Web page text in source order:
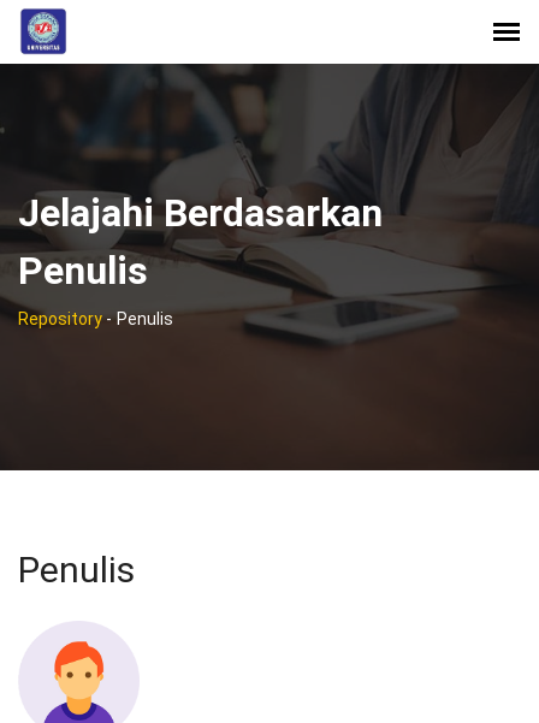
Jelajahi Berdasarkan
Penulis
Repository- Penulis
Penulis